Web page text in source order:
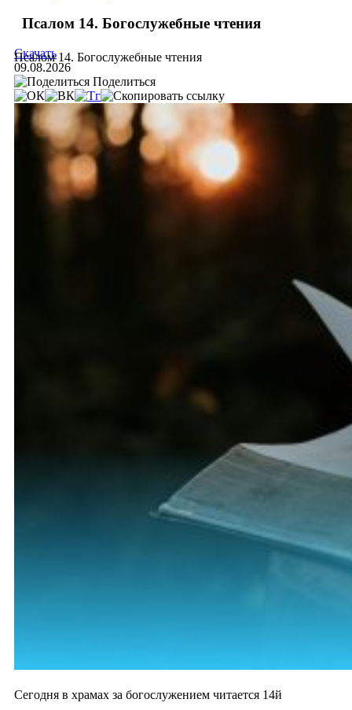
Псалом 14. Богослужебные чтения
Псалом 14. Богослужебные чтения
Скачать
09.08.2026
Поделиться
Сегодня в храмах за богослужением читается 14й